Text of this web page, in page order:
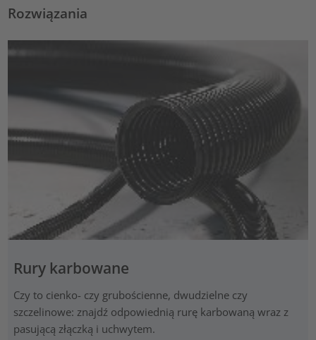
Rozwiązania
Rury karbowane
Czy to cienko- czy grubościenne, dwudzielne czy
szczelinowe: znajdź odpowiednią rurę karbowaną wraz z
pasującą złączką i uchwytem.